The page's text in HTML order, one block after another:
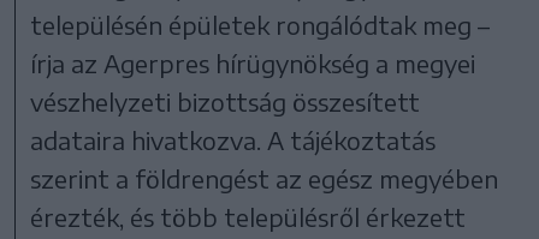
településén épületek rongálódtak meg –
írja az Agerpres hírügynökség a megyei
vészhelyzeti bizottság összesített
adataira hivatkozva. A tájékoztatás
szerint a földrengést az egész megyében
érezték, és több településről érkezett